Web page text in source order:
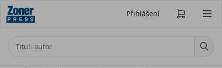
Přihlášení